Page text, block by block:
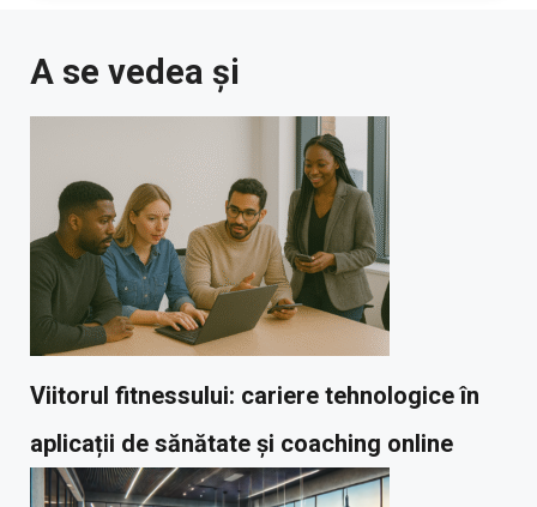
A se vedea și
Viitorul fitnessului: cariere tehnologice în
aplicații de sănătate și coaching online